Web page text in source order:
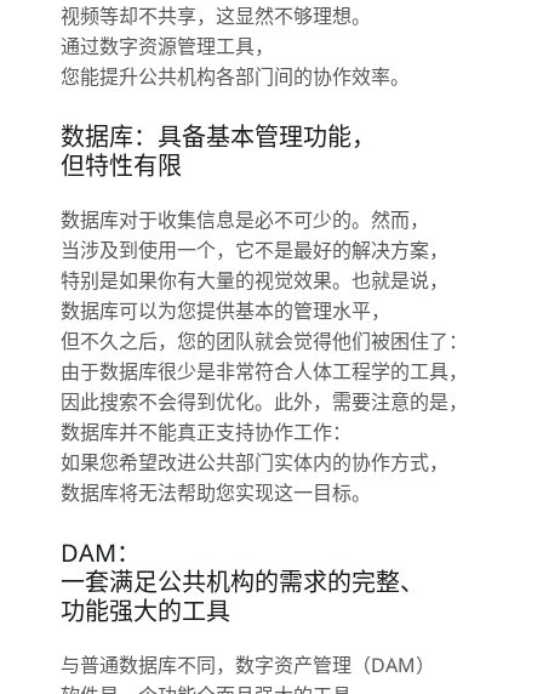
视频等却不共享，这显然不够理想。
通过数字资源管理工具，
您能提升公共机构各部门间的协作效率。
数据库：具备基本管理功能，
但特性有限
数据库对于收集信息是必不可少的。然而，
当涉及到使用一个，它不是最好的解决方案，
特别是如果你有大量的视觉效果。也就是说，
数据库可以为您提供基本的管理水平，
但不久之后，您的团队就会觉得他们被困住了：
由于数据库很少是非常符合人体工程学的工具，
因此搜索不会得到优化。此外，需要注意的是，
数据库并不能真正支持协作工作：
如果您希望改进公共部门实体内的协作方式，
数据库将无法帮助您实现这一目标。
DAM：
一套满足公共机构的需求的完整、
功能强大的工具
与普通数据库不同，数字资产管理（DAM）